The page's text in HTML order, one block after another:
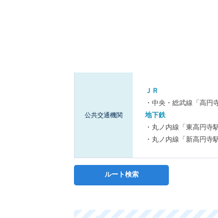
公共交通機関
ＪＲ
・中央・総武線「高円
地下鉄
・丸ノ内線「東高円寺
・丸ノ内線「新高円寺
ルート検索